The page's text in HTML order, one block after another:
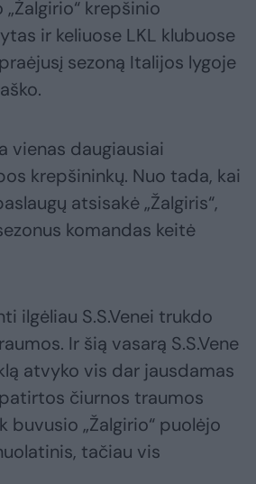
krepšinio
ir keliuose LKL klubuose
sezoną Italijos lygoje
vienas daugiausiai
krepšininkų. Nuo tada, kai
atsisakė „Žalgiris“,
komandas keitė
ilgėliau S.S.Venei trukdo
Ir šią vasarą S.S.Vene
atvyko vis dar jausdamas
čiurnos traumos
buvusio „Žalgirio“ puolėjo
tačiau vis